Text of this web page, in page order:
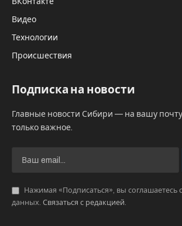
Видео
Технологии
Происшествия
Подписка на новости
Главные новости Сибири — на вашу
только важное.
Нажимая «Подписаться», вы соглашаетесь
данных. Связаться с редакцией.